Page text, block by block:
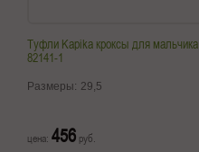
Туфли Kapika кроксы для мальчика
82141-1
Размеры: 29,5
цена: 456 руб.